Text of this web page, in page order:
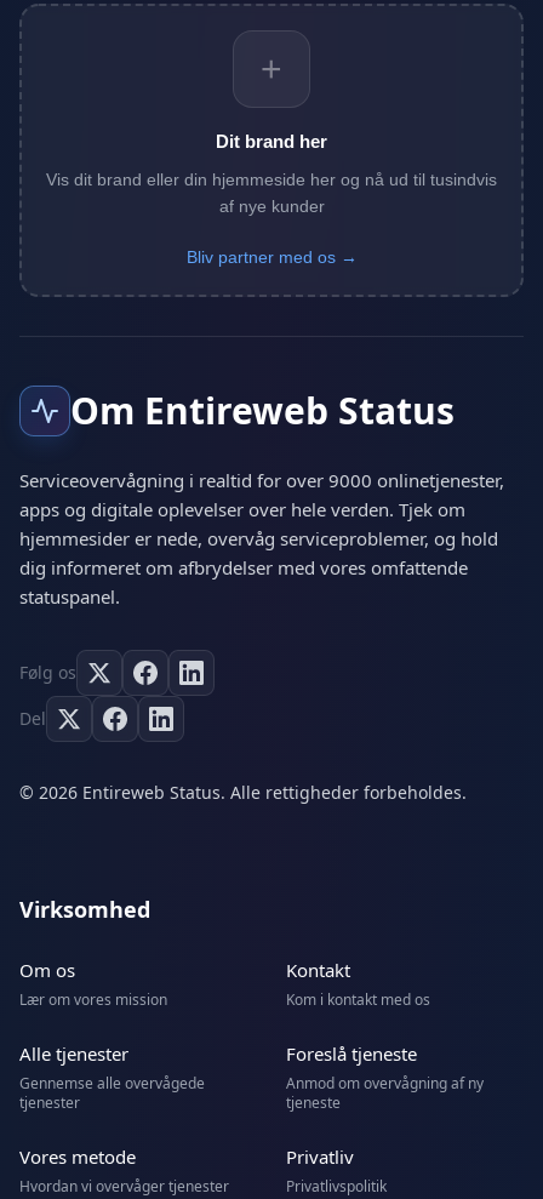
+
Dit brand her
Vis dit brand eller din hjemmeside her og nå ud til tusindvis
af nye kunder
Bliv partner med os →
Om Entireweb Status
Serviceovervågning i realtid for over 9000 onlinetjenester,
apps og digitale oplevelser over hele verden. Tjek om
hjemmesider er nede, overvåg serviceproblemer, og hold
dig informeret om afbrydelser med vores omfattende
statuspanel.
Følg os
Del
© 2026 Entireweb Status. Alle rettigheder forbeholdes.
Virksomhed
Om os
Lær om vores mission
Kontakt
Kom i kontakt med os
Alle tjenester
Gennemse alle overvågede
tjenester
Foreslå tjeneste
Anmod om overvågning af ny
tjeneste
Vores metode
Hvordan vi overvåger tjenester
Privatliv
Privatlivspolitik